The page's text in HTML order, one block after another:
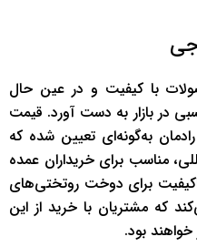
با کیفیت و در عین حال
در بازار به دست آورد. قیمت
به‌گونه‌ای تعیین شده که
مناسب برای خریداران عمده
باکیفیت برای دوخت روتختی‌های
که مشتریان با خرید از این
بود.